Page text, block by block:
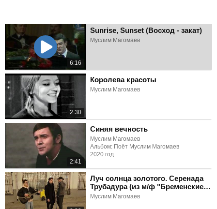
6:16
Sunrise, Sunset (Восход - закат)
Муслим Магомаев
2:30
Королева красоты
Муслим Магомаев
2:41
Синяя вечность
Муслим Магомаев
Альбом: Поёт Муслим Магомаев
2020 год
Луч солнца золотого. Серенада
Трубадура (из м/ф "Бременские
музыканты")
Муслим Магомаев